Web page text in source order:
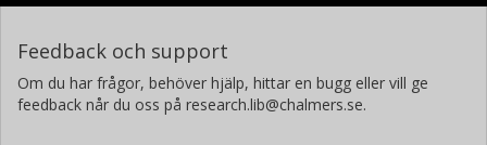
Feedback och support
Om du har frågor, behöver hjälp, hittar en bugg eller vill ge
feedback når du oss på research.lib@chalmers.se.